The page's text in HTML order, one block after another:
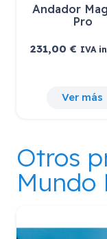
Andador
Pro
231,00€ IVA
Ver más
Otros
Mundo